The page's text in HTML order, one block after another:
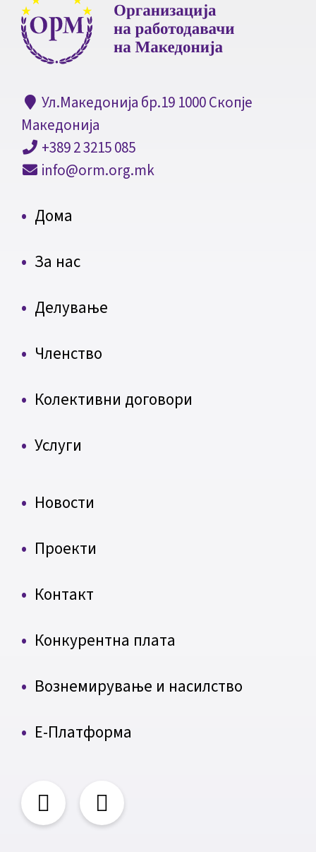
Ул.Македонија бр.19 1000 Скопје
Македонија
+389 2 3215 085
info@orm.org.mk
Дома
За нас
Делување
Членство
Колективни договори
Услуги
Новости
Проекти
Контакт
Конкурентна плата
Вознемирување и насилство
Е-Платформа